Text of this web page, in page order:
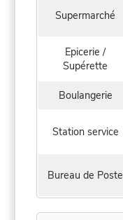
Supermarché
Epicerie /
Supérette
Boulangerie
Station service
Bureau de Poste